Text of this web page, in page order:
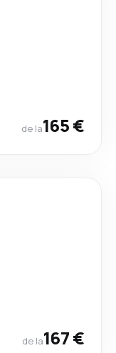
de la165 €
de la167 €